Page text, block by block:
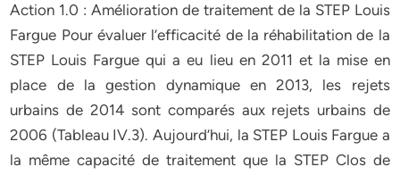
Action 1.0 : Amélioration de traitement de la STEP Louis
Fargue Pour évaluer l’efficacité de la réhabilitation de la
STEP Louis Fargue qui a eu lieu en 2011 et la mise en
place de la gestion dynamique en 2013, les rejets
urbains de 2014 sont comparés aux rejets urbains de
2006 (Tableau IV.3). Aujourd’hui, la STEP Louis Fargue a
la même capacité de traitement que la STEP Clos de